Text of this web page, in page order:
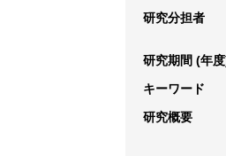
研究分担者
研究期間 (年
キーワード
研究概要